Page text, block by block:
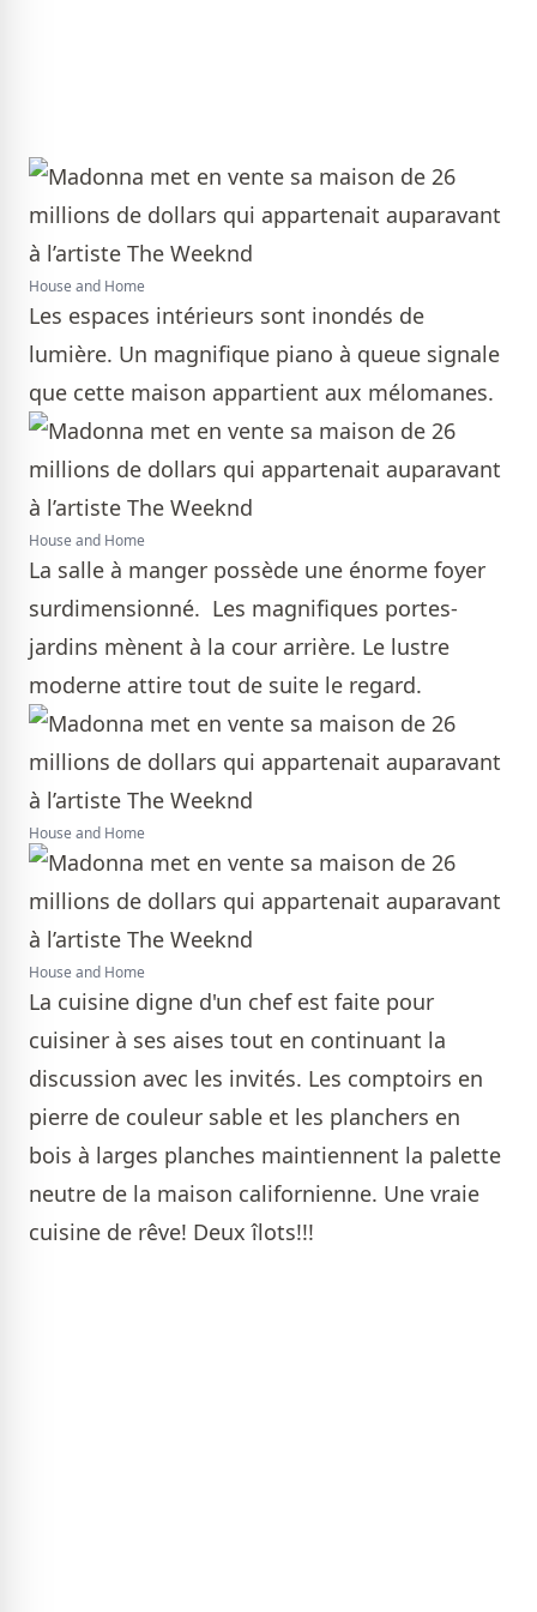
House and Home
Les espaces intérieurs sont inondés de
lumière. Un magnifique piano à queue signale
que cette maison appartient aux mélomanes.
House and Home
La salle à manger possède une énorme foyer
surdimensionné. Les magnifiques portes-
jardins mènent à la cour arrière. Le lustre
moderne attire tout de suite le regard.
House and Home
House and Home
La cuisine digne d'un chef est faite pour
cuisiner à ses aises tout en continuant la
discussion avec les invités. Les comptoirs en
pierre de couleur sable et les planchers en
bois à larges planches maintiennent la palette
neutre de la maison californienne. Une vraie
cuisine de rêve! Deux îlots!!!